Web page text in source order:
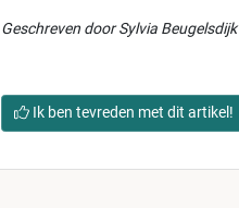
Geschreven door Sylvia Beugelsdijk
Ik ben tevreden met dit artikel!